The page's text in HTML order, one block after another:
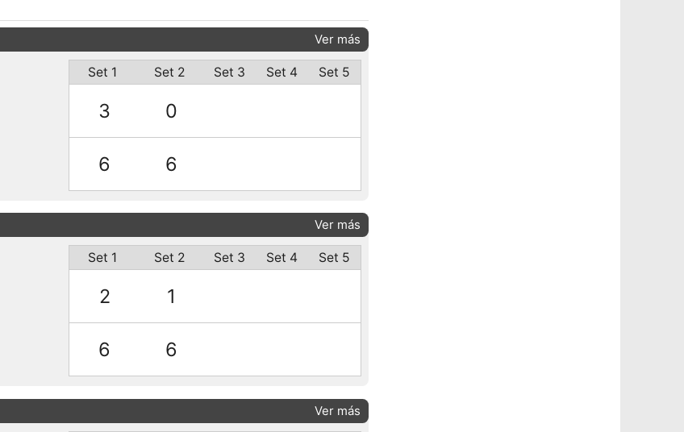
Ver más
Set 1 Set 2 Set 3 Set 4 Set 5
3 0
6 6
Ver más
Set 1 Set 2 Set 3 Set 4 Set 5
2 1
6 6
Ver más